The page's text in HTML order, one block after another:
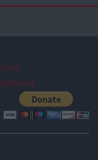
jog